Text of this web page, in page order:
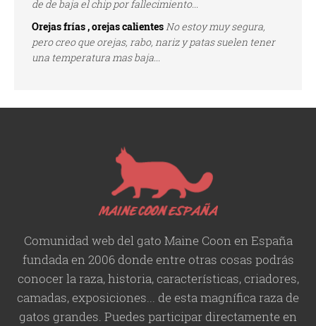
de de baja el chip por fallecimiento...
Orejas frías , orejas calientesNo estoy muy segura,
pero creo que orejas, rabo, nariz y patas suelen tener
una temperatura mas baja...
Comunidad web del gato Maine Coon en España
fundada en 2006 donde entre otras cosas podrás
conocer la raza, historia,características, criadores,
camadas, exposiciones... de esta magnífica raza de
gatos grandes. Puedes participar directamente en